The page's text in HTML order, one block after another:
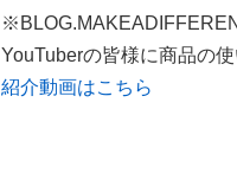
YouTuberの皆様に商品の
紹介動画はこちら